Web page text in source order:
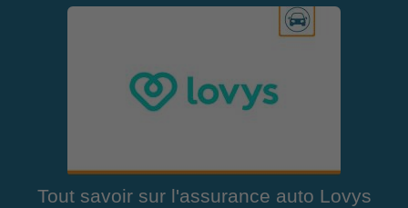
Tout savoir sur l'assurance auto Lovys